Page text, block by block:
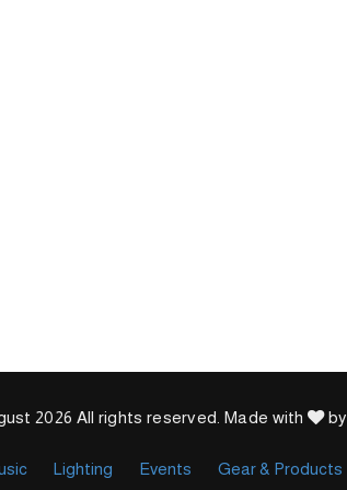
2026 All rights reserved. Made with by
Lighting Events Gear & Products